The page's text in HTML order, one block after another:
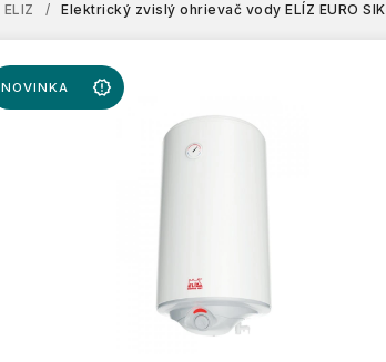
ELIZ / Elektrický zvislý ohrievač vody ELÍZ EURO SIK
NOVINKA